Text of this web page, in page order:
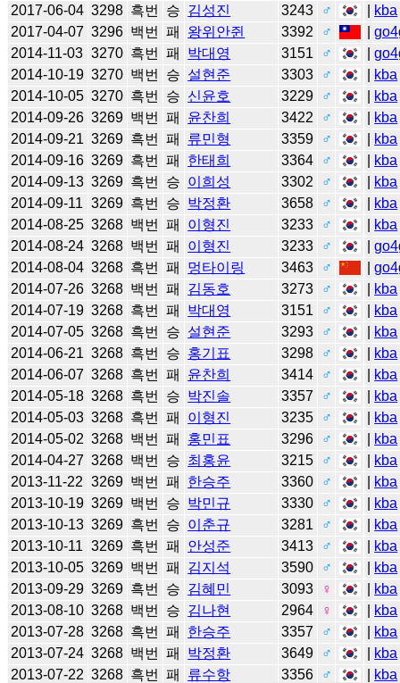
2017-06-04 3298 흑번 승 김성진 3243 ♂ kba
2017-04-07 3296 백번 패 왕위안쥔 3392 ♂ |
2014-11-03 3270 흑번 패 박대영 3151 ♂ |
2014-10-19 3270 백번 승 설현준 3303 ♂ kba
2014-10-05 3270 흑번 승 신윤호 3229 ♂ kba
2014-09-26 3269 백번 패 윤찬희 3422 ♂ kba
2014-09-21 3269 흑번 패 류민형 3359 ♂ kba
2014-09-16 3269 흑번 패 한태희 3364 ♂ kba
2014-09-13 3269 흑번 승 이희성 3302 ♂ kba
2014-09-11 3269 흑번 승 박정환 3658 ♂ kba
2014-08-25 3268 백번 패 이형진 3233 ♂ kba
2014-08-24 3268 백번 패 이형진 3233 ♂ |
2014-08-04 3268 흑번 패 멍타이링 3463 ♂ |
2014-07-26 3268 백번 패 김동호 3273 ♂ kba
2014-07-19 3268 흑번 패 박대영 3151 ♂ kba
2014-07-05 3268 흑번 승 설현준 3293 ♂ kba
2014-06-21 3268 흑번 승 홍기표 3298 ♂ kba
2014-06-07 3268 흑번 패 윤찬희 3414 ♂ kba
2014-05-18 3268 흑번 승 박진솔 3357 ♂ kba
2014-05-03 3268 흑번 패 이형진 3235 ♂ kba
2014-05-02 3268 백번 패 홍민표 3296 ♂ kba
2014-04-27 3268 백번 승 최홍윤 3215 ♂ kba
2013-11-22 3269 백번 패 한승주 3360 ♂ kba
2013-10-19 3269 백번 승 박민규 3330 ♂ kba
2013-10-13 3269 흑번 승 이춘규 3281 ♂ kba
2013-10-11 3269 흑번 패 안성준 3413 ♂ kba
2013-10-05 3269 백번 패 김지석 3590 ♂ kba
2013-09-29 3269 흑번 승 김혜민 3093 ♀ kba
2013-08-10 3268 백번 승 김나현 2964 ♀ kba
2013-07-28 3268 흑번 패 한승주 3357 ♂ kba
2013-07-24 3268 백번 패 박정환 3649 ♂ kba
2013-07-22 3268 흑번 패 류수항 3356 ♂ kba